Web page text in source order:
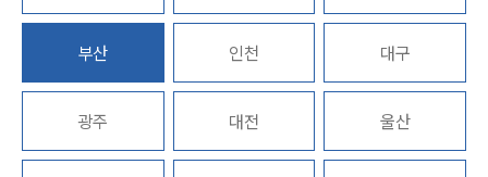
주요 업무사례
사례분석/최신동향
법률정보
법률지식인
고객후기
부산 인천 대구
광주 대전 울산